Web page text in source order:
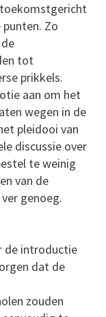
toekomstgericht
Zo
tot
prikkels.
aan om het
wegen in de
pleidooi van
discussie over
te weinig
van de
genoeg.
de introductie
dat de
zouden